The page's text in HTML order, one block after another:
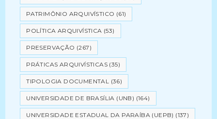
PATRIMÔNIO ARQUIVÍSTICO (61)
POLÍTICA ARQUIVÍSTICA (53)
PRESERVAÇÃO (267)
PRÁTICAS ARQUIVÍSTICAS (35)
TIPOLOGIA DOCUMENTAL (36)
UNIVERSIDADE DE BRASÍLIA (UNB) (164)
UNIVERSIDADE ESTADUAL DA PARAÍBA (UEPB) (137)